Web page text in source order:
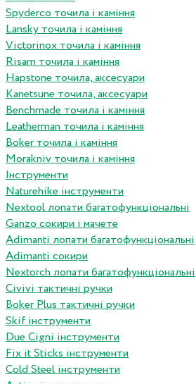
Spyderco точила і каміння
Lansky точила і каміння
Victorinox точила і каміння
Risam точила і каміння
Hapstone точила, аксесуари
Kanetsune точила, аксесуари
Benchmade точила і каміння
Leatherman точила і каміння
Boker точила і каміння
Morakniv точила і каміння
Інструменти
Naturehike інструменти
Nextool лопати багатофункціональні
Ganzo сокири і мачете
Adimanti лопати багатофункціональні
Adimanti сокири
Nextorch лопати багатофункціональні
Сivivi тактичні ручки
Boker Plus тактичні ручки
Skif інструменти
Due Cigni інструменти
Fix it Sticks інструменти
Сold Steel інструменти